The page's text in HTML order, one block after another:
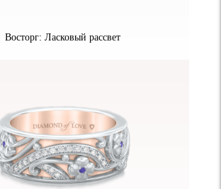
Восторг: Ласковый рассвет